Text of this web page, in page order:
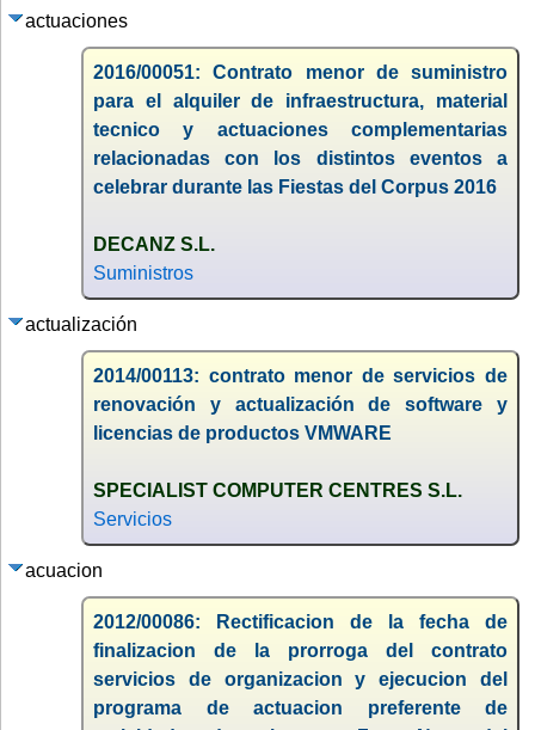
actuaciones
2016/00051: Contrato menor de suministro
para el alquiler de infraestructura, material
tecnico y actuaciones complementarias
relacionadas con los distintos eventos a
celebrar durante las Fiestas del Corpus 2016
DECANZ S.L.
Suministros
actualización
2014/00113: contrato menor de servicios de
renovación y actualización de software y
licencias de productos VMWARE
SPECIALIST COMPUTER CENTRES S.L.
Servicios
acuacion
2012/00086: Rectificacion de la fecha de
finalizacion de la prorroga del contrato
servicios de organizacion y ejecucion del
programa de actuacion preferente de